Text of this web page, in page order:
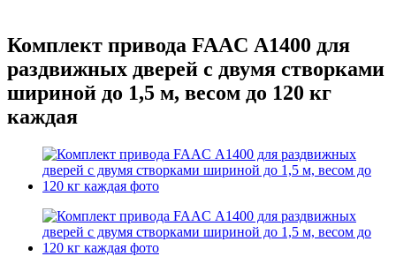
Комплект привода FAAC А1400 для
раздвижных дверей с двумя створками
шириной до 1,5 м, весом до 120 кг
каждая